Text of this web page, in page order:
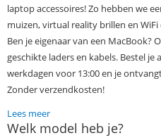
laptop accessoires! Zo hebben we
muizen, virtual reality brillen en
Ben je eigenaar van een MacBook?
geschikte laders en kabels. Bestel
werkdagen voor 13:00 en je
Zonder verzendkosten!
Lees meer
Welk model heb je?